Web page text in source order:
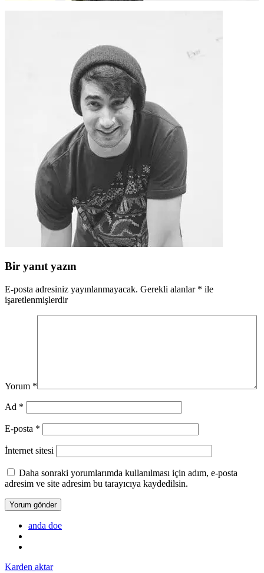
Bir yanıt yazın
E-posta adresiniz yayınlanmayacak. Gerekli alanlar * ile
işaretlenmişlerdir
Yorum *
Ad *
E-posta *
İnternet sitesi
Daha sonraki yorumlarımda kullanılması için adım, e-posta
adresim ve site adresim bu tarayıcıya kaydedilsin.
anda doe
Karden aktar